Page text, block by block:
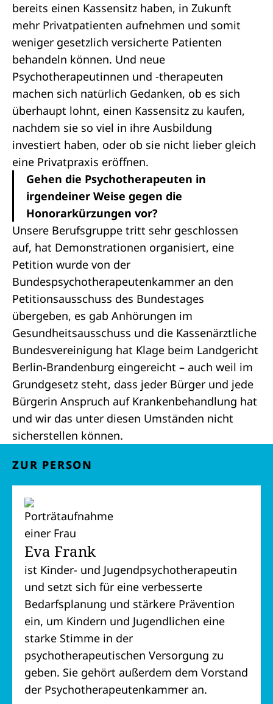
bereits einen Kassensitz haben, in Zukunft
mehr Privatpatienten aufnehmen und somit
weniger gesetzlich versicherte Patienten
behandeln können. Und neue
Psychotherapeutinnen und -therapeuten
machen sich natürlich Gedanken, ob es sich
überhaupt lohnt, einen Kassensitz zu kaufen,
nachdem sie so viel in ihre Ausbildung
investiert haben, oder ob sie nicht lieber gleich
eine Privatpraxis eröffnen.
Gehen die Psychotherapeuten in
irgendeiner Weise gegen die
Honorarkürzungen vor?
Unsere Berufsgruppe tritt sehr geschlossen
auf, hat Demonstrationen organisiert, eine
Petition wurde von der
Bundespsychotherapeutenkammer an den
Petitionsausschuss des Bundestages
übergeben, es gab Anhörungen im
Gesundheitsausschuss und die Kassenärztliche
Bundesvereinigung hat Klage beim Landgericht
Berlin-Brandenburg eingereicht – auch weil im
Grundgesetz steht, dass jeder Bürger und jede
Bürgerin Anspruch auf Krankenbehandlung hat
und wir das unter diesen Umständen nicht
sicherstellen können.
ZUR PERSON
Eva Frank
ist Kinder- und Jugendpsychotherapeutin
und setzt sich für eine verbesserte
Bedarfsplanung und stärkere Prävention
ein, um Kindern und Jugendlichen eine
starke Stimme in der
psychotherapeutischen Versorgung zu
geben. Sie gehört außerdem dem Vorstand
der Psychotherapeutenkammer an.